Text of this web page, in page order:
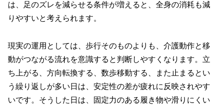
は、足のズレを減らせる条件が増えると、全身の消耗も減
りやすいと考えられます。
現実の運用としては、歩行そのものよりも、介護動作と移
動がつながる流れを意識すると判断しやすくなります。立
ち上がる、方向転換する、数歩移動する、また止まるとい
う繰り返しが多い日は、安定性の差が疲れに反映されやす
いです。そうした日は、固定力のある履き物や滑りにくい